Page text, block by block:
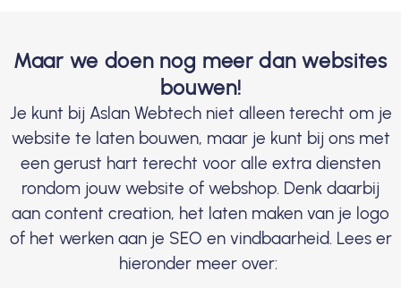
Maar we doen nog meer dan websites
bouwen!
Je kunt bij Aslan Webtech niet alleen terecht om je
website te laten bouwen, maar je kunt bij ons met
een gerust hart terecht voor alle extra diensten
rondom jouw website of webshop. Denk daarbij
aan content creation, het laten maken van je logo
of het werken aan je SEO en vindbaarheid. Lees er
hieronder meer over: